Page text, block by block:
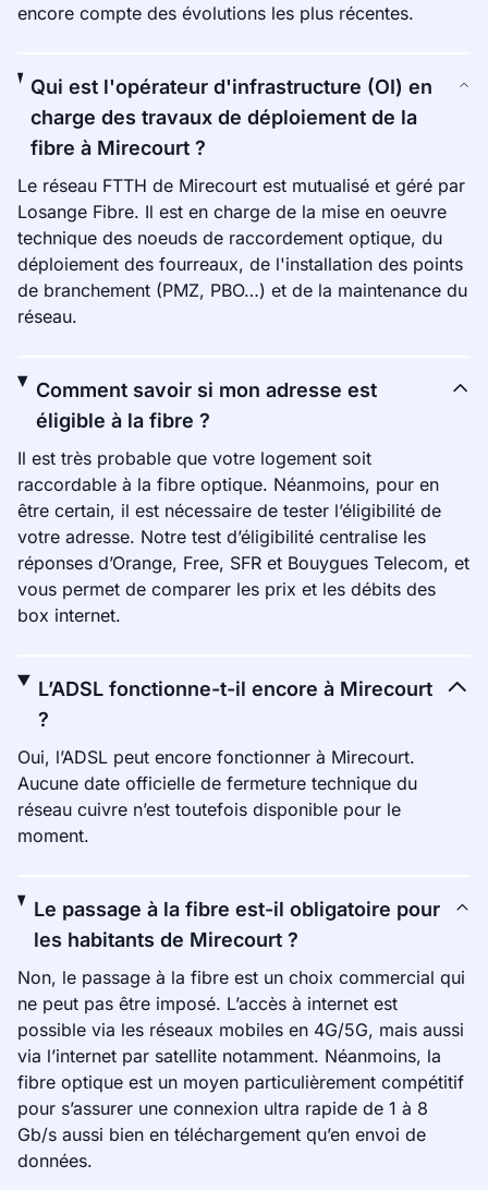
encore compte des évolutions les plus récentes.
Qui est l'opérateur d'infrastructure (OI) en
charge des travaux de déploiement de la
fibre à Mirecourt ?
Le réseau FTTH de Mirecourt est mutualisé et géré par
Losange Fibre. Il est en charge de la mise en oeuvre
technique des noeuds de raccordement optique, du
déploiement des fourreaux, de l'installation des points
de branchement (PMZ, PBO…) et de la maintenance du
réseau.
Comment savoir si mon adresse est
éligible à la fibre ?
Il est très probable que votre logement soit
raccordable à la fibre optique. Néanmoins, pour en
être certain, il est nécessaire de tester l’éligibilité de
votre adresse. Notre test d’éligibilité centralise les
réponses d’Orange, Free, SFR et Bouygues Telecom, et
vous permet de comparer les prix et les débits des
box internet.
L’ADSL fonctionne-t-il encore à Mirecourt
?
Oui, l’ADSL peut encore fonctionner à Mirecourt.
Aucune date officielle de fermeture technique du
réseau cuivre n’est toutefois disponible pour le
moment.
Le passage à la fibre est-il obligatoire pour
les habitants de Mirecourt ?
Non, le passage à la fibre est un choix commercial qui
ne peut pas être imposé. L’accès à internet est
possible via les réseaux mobiles en 4G/5G, mais aussi
via l’internet par satellite notamment. Néanmoins, la
fibre optique est un moyen particulièrement compétitif
pour s’assurer une connexion ultra rapide de 1 à 8
Gb/s aussi bien en téléchargement qu’en envoi de
données.